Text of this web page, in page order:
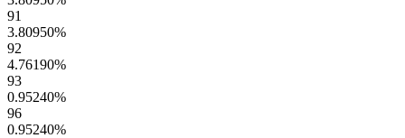
91
3.80950%
92
4.76190%
93
0.95240%
96
0.95240%